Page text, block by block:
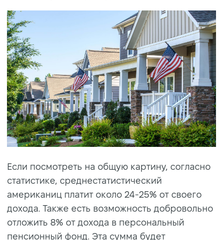
Если посмотреть на общую картину, согласно
статистике, среднестатистический
американиц платит около 24-25% от своего
дохода. Также есть возможность добровольно
отложить 8% от дохода в персональный
пенсионный фонд. Эта сумма будет